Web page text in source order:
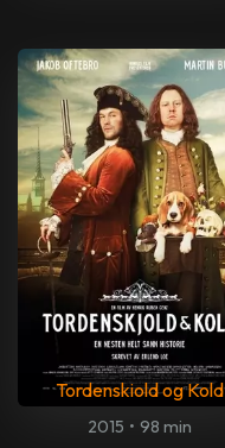
Tordenskiold og Kold
2015 • 98 min